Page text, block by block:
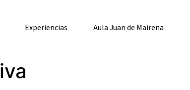
Experiencias Aula Juan de Mairena